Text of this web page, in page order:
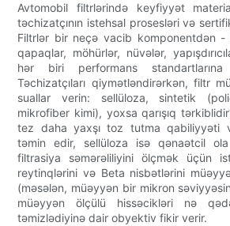
Avtomobil filtrlərində keyfiyyət
təchizatçının istehsal prosesləri və
Filtrlər bir neçə vacib komponentdən -
qapaqlar, möhürlər, nüvələr,
hər biri performans
Təchizatçıları qiymətləndirərkən, filtr
suallar verin: sellüloza, sintetik
mikrofiber kimi), yoxsa qarışıq
tez daha yaxşı toz tutma qabiliyyəti
təmin edir, sellüloza isə qənaətcil ola
filtrasiya səmərəliliyini ölçmək üçün
reytinqlərini və Beta nisbətlərini
(məsələn, müəyyən bir mikron
müəyyən ölçülü hissəcikləri nə
təmizlədiyinə dair obyektiv fikir verir.